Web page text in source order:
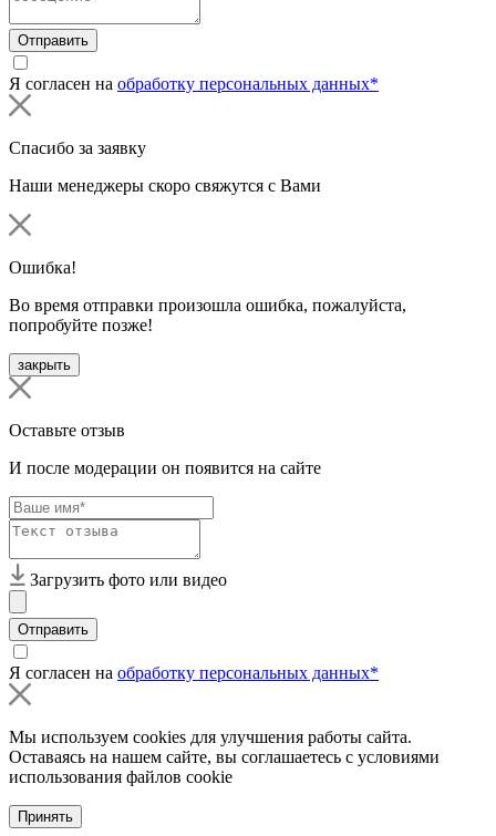
Отправить
Я согласен на обработку персональных данных*
Спасибо за заявку
Наши менеджеры скоро свяжутся с Вами
Ошибка!
Во время отправки произошла ошибка, пожалуйста,
попробуйте позже!
закрыть
Оставьте отзыв
И после модерации он появится на сайте
Загрузить фото или видео
Отправить
Я согласен на обработку персональных данных*
Мы используем cookies для улучшения работы сайта.
Оставаясь на нашем сайте, вы соглашаетесь с условиями
использования файлов cookie
Принять